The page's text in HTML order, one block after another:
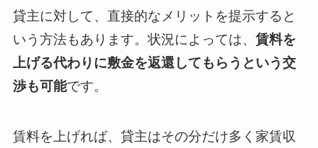
貸主に対して、直接的なメリットを提示すると
いう方法もあります。状況によっては、 賃料を
上げる代わりに敷金を返還してもらうという交
渉も可能です。
賃料を上げれば、貸主はその分だけ多く家賃収